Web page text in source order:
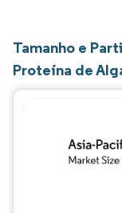
Tamanho e
Proteína de